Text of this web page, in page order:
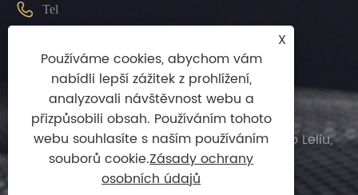
 Tel
mobilní, pohybliví
+86-13924872010
 Adresa
Jilong Intelligence Část Longyan, město Leliu,
okres Shunde, město Foshan, provincie
Guangdong, Čína.
X
Používáme cookies, abychom vám
nabídli lepší zážitek z prohlížení,
analyzovali návštěvnost webu a
přizpůsobili obsah. Používáním tohoto
webu souhlasíte s naším používáním
souborů cookie.Zásady ochrany
osobních údajů